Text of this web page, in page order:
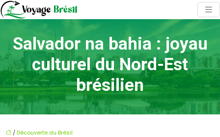
Salvador na bahia : joyau
culturel du Nord-Est
brésilien
/Découverte du Brésil